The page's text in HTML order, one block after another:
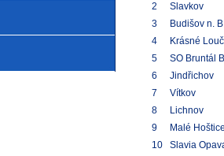
2
Slavkov
3
Budišov n.
4
Krásné
5
SO Bruntál B
6
Jindřichov
7
Vítkov
8
Lichnov
9
Malé
10
Slavia